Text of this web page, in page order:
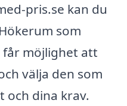
pris.se kan du
som
får möjlighet att
välja den som
och dina krav.